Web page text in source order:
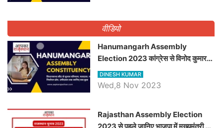
वीडियो
Hanumangarh Assembly
Election 2023 कांग्रेस से विनोद कुमार
चौधरी तो अमित चौधरी होंगे भाजपा उम्मीदवार,
जानिये हनुमानगढ़ विधानसभा सीट के ताजा
DINESH KUMAR
Wed,8 Nov 2023
Rajasthan Assembly Election